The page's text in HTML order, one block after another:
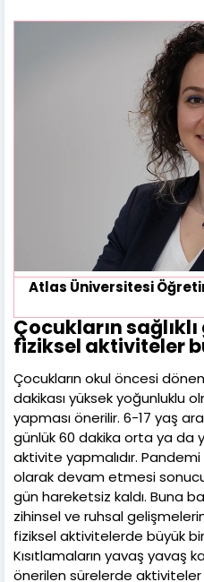
Atlas Üniversitesi
Çocukların
fiziksel aktiviteler
Çocukların okul öncesi
dakikası yüksek yoğunluklu
yapması önerilir. 6-17 yaş
günlük 60 dakika orta ya da
aktivite yapmalıdır.
olarak devam etmesi
gün hareketsiz kaldı. Buna
zihinsel ve ruhsal
fiziksel aktivitelerde büyük
Kısıtlamaların yavaş yavaş
önerilen sürelerde